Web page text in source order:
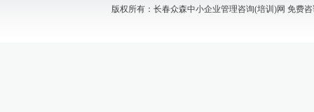
版权所有：长春众森中小企业管理咨询(培训)网 免费咨